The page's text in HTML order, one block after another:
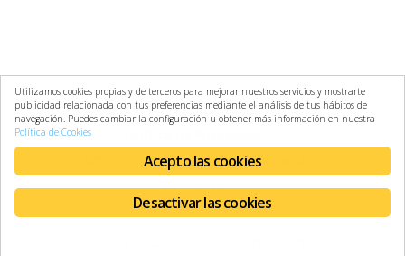
Aviso Legal
Política de Cookies
Términos y Condiciones
Contacto
Mi cuenta
Utilizamos cookies propias y de terceros para mejorar nuestros servicios y mostrarte
publicidad relacionada con tus preferencias mediante el análisis de tus hábitos de
navegación. Puedes cambiar la configuración u obtener más información en nuestra
Política de Cookies
Acepto las cookies
Desactivar las cookies